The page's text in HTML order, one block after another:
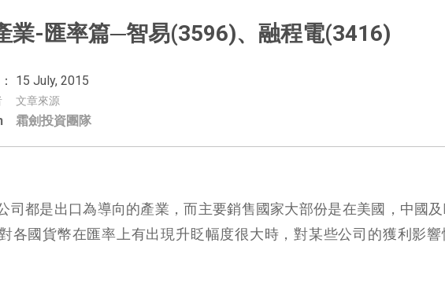
業-匯率篇─智易(3596)、融程電(3416)
15 July, 2015
文章來源
霜劍投資團隊
司都是出口為導向的產業，而主要銷售國家大部份是在美國，中國
各國貨幣在匯率上有出現升眨幅度很大時，對某些公司的獲利影